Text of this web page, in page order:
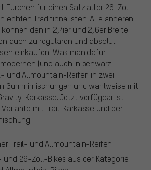
Euronen für einen Satz alter 26-Zoll-
echten Traditionalisten. Alle anderen
den in 2,4er und 2,6er Breite
auch zu regulären und absolut
einkaufen. Was man dafür
(und auch in schwarz
und Allmountain-Reifen in zwei
Gummimischungen und wahlweise mit
Karkasse. Jetzt verfügbar ist
mit Trail-Karkasse und der
Trail- und Allmountain-Reifen
und 29-Zoll-Bikes aus der Kategorie